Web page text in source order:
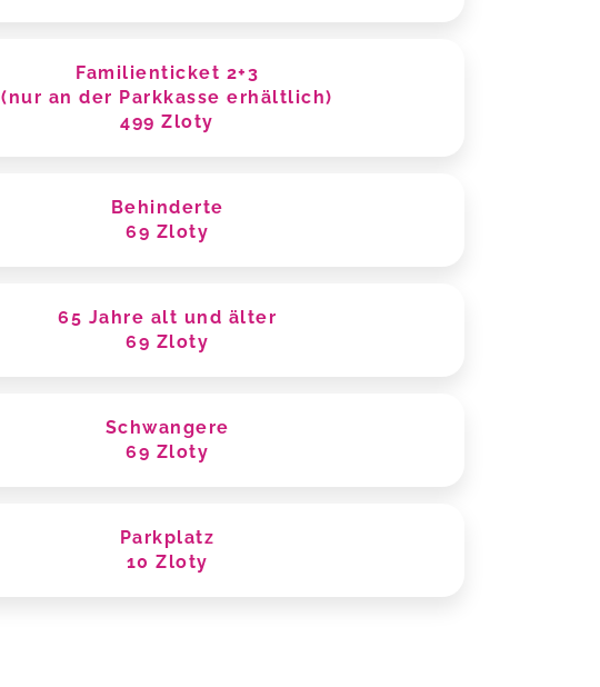
Familienticket 2+3
(nur an der Parkkasse erhältlich)
499 Zloty
Behinderte
69 Zloty
65 Jahre alt und älter
69 Zloty
Schwangere
69 Zloty
Parkplatz
10 Zloty